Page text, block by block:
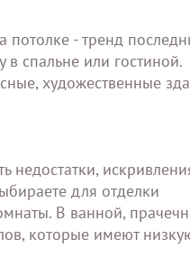
потолке - тренд
спальне или гостиной.
художественные
для отделки
В ванной,
которые имеют